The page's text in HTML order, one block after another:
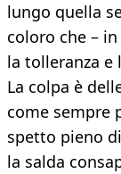
lungo quella
coloro che –
la tolleranza e
La colpa è
come sempre
spetto pieno
la salda